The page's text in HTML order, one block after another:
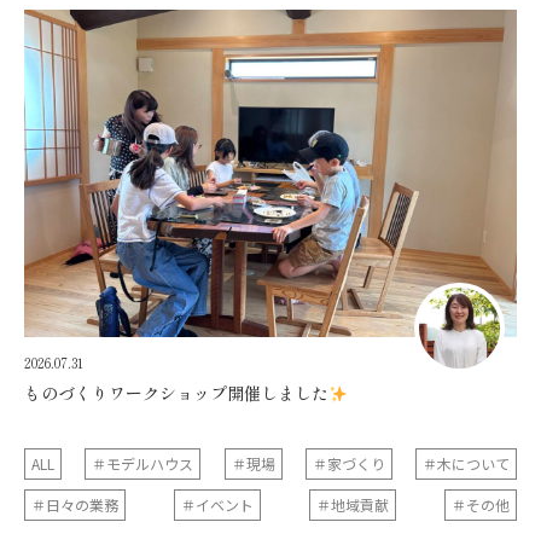
2026.07.31
ものづくりワークショップ開催しました
ALL ＃モデルハウス ＃現場 ＃家づくり
＃木について
＃日々の業務
＃イベント ＃地域貢献 ＃その他